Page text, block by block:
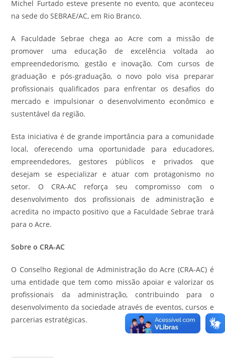
Michel Furtado esteve presente no evento, que aconteceu
na sede do SEBRAE/AC, em Rio Branco.
A Faculdade Sebrae chega ao Acre com a missão de
promover uma educação de excelência voltada ao
empreendedorismo, gestão e inovação. Com cursos de
graduação e pós-graduação, o novo polo visa preparar
profissionais qualificados para enfrentar os desafios do
mercado e impulsionar o desenvolvimento econômico e
sustentável da região.
Esta iniciativa é de grande importância para a comunidade
local, oferecendo uma oportunidade para educadores,
empreendedores, gestores públicos e privados que
desejam se especializar e atuar com protagonismo no
setor. O CRA-AC reforça seu compromisso com o
desenvolvimento dos profissionais de administração e
acredita no impacto positivo que a Faculdade Sebrae trará
para o Acre.
Sobre o CRA-AC
O Conselho Regional de Administração do Acre (CRA-AC) é
uma entidade que tem como missão apoiar e valorizar os
profissionais da administração, contribuindo para o
desenvolvimento da sociedade através de eventos, cursos e
parcerias estratégicas.